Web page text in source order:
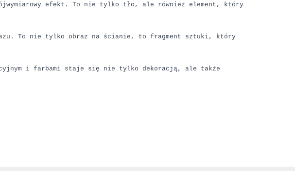
efekt. To nie tylko tło, ale również element, który
To nie tylko obraz na ścianie, to fragment sztuki, który
i farbami staje się nie tylko dekoracją, ale także